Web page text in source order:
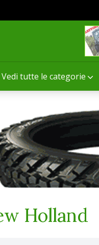
Vedi tutte le categorie
Holland